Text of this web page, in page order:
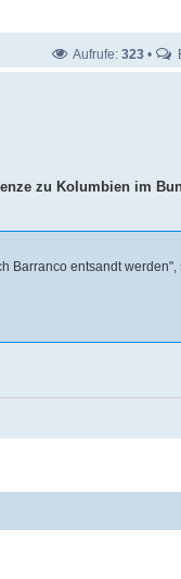
Aufrufe: 323 •
zu Kolumbien im
Barranco entsandt werden",